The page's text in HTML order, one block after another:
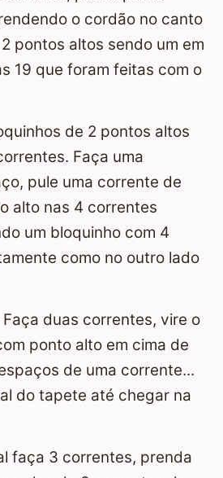
o cordão no canto
pontos altos sendo um em
19 que foram feitas com o
de 2 pontos altos
Faça uma
pule uma corrente de
alto nas 4 correntes
um bloquinho com 4
como no outro lado
duas correntes, vire o
ponto alto em cima de
de uma corrente...
do tapete até chegar na
faça 3 correntes, prenda